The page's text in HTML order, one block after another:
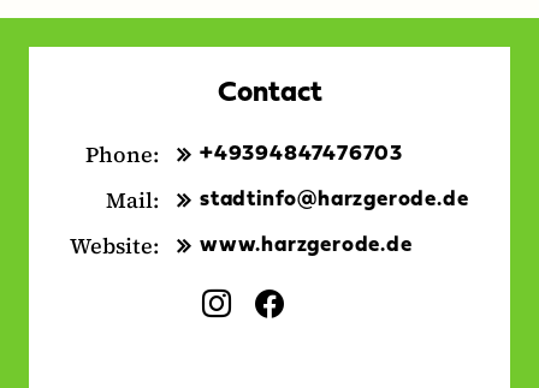
Contact
Phone: +49394847476703
Mail: stadtinfo@harzgerode.de
Website: www.harzgerode.de
Social
Media:
I
F